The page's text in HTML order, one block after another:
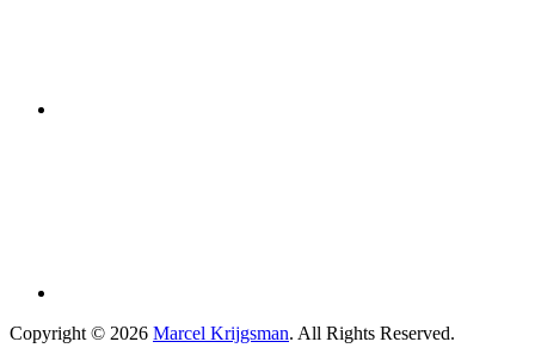
Copyright © 2026 Marcel Krijgsman. All Rights Reserved.